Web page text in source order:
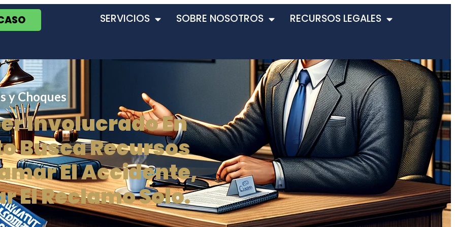
SERVICIOS SOBRE NOSOTROS RECURSOS LEGALES
y Choques
Involucrado En
Busca Recursos
El Accidente,
El Reclamo Solo.